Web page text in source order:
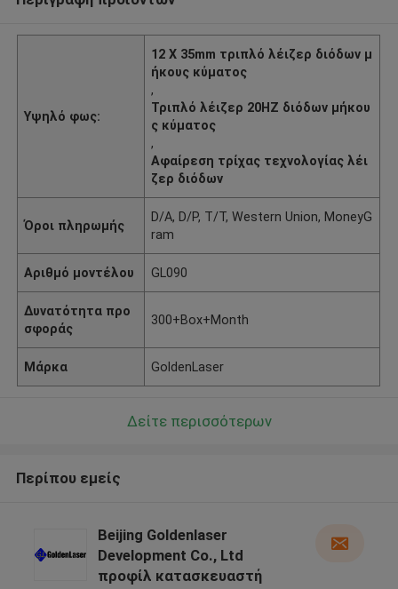
Υψηλό φως:
12 X 35mm τριπλό λέιζερ διόδων μ
ήκους κύματος
,
Τριπλό λέιζερ 20HZ διόδων μήκου
ς κύματος
,
Αφαίρεση τρίχας τεχνολογίας λέι
ζερ διόδων
Όροι πληρωμής
D/A, D/P, T/T, Western Union, MoneyG
ram
Αριθμό μοντέλου GL090
Δυνατότητα προ
σφοράς
300+Box+Month
Μάρκα GoldenLaser
Δείτε περισσότερων
Περίπου εμείς
Beijing Goldenlaser
Development Co., Ltd
προφίλ κατασκευαστή